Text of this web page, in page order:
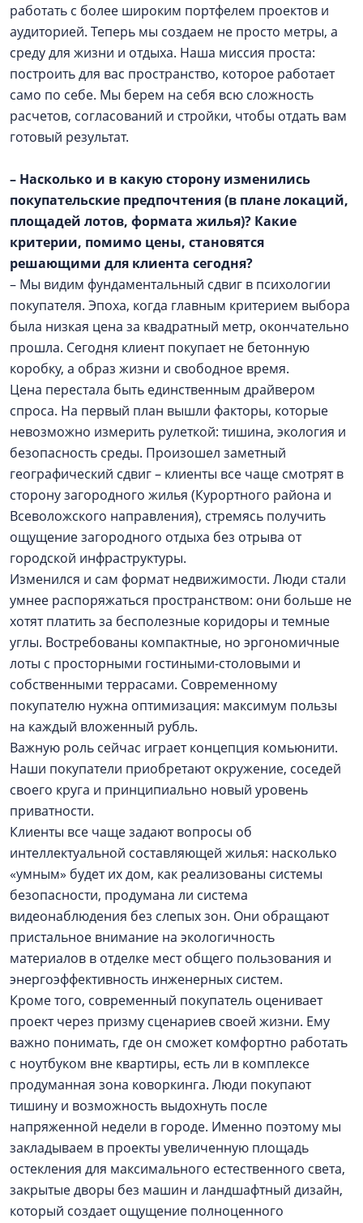
работать с более широким портфелем проектов и
аудиторией. Теперь мы создаем не просто метры, а
среду для жизни и отдыха. Наша миссия проста:
построить для вас пространство, которое работает
само по себе. Мы берем на себя всю сложность
расчетов, согласований и стройки, чтобы отдать вам
готовый результат.
– Насколько и в какую сторону изменились
покупательские предпочтения (в плане локаций,
площадей лотов, формата жилья)? Какие
критерии, помимо цены, становятся
решающими для клиента сегодня?
– Мы видим фундаментальный сдвиг в психологии
покупателя. Эпоха, когда главным критерием выбора
была низкая цена за квадратный метр, окончательно
прошла. Сегодня клиент покупает не бетонную
коробку, а образ жизни и свободное время.
Цена перестала быть единственным драйвером
спроса. На первый план вышли факторы, которые
невозможно измерить рулеткой: тишина, экология и
безопасность среды. Произошел заметный
географический сдвиг – клиенты все чаще смотрят в
сторону загородного жилья (Курортного района и
Всеволожского направления), стремясь получить
ощущение загородного отдыха без отрыва от
городской инфраструктуры.
Изменился и сам формат недвижимости. Люди стали
умнее распоряжаться пространством: они больше не
хотят платить за бесполезные коридоры и темные
углы. Востребованы компактные, но эргономичные
лоты с просторными гостиными-столовыми и
собственными террасами. Современному
покупателю нужна оптимизация: максимум пользы
на каждый вложенный рубль.
Важную роль сейчас играет концепция комьюнити.
Наши покупатели приобретают окружение, соседей
своего круга и принципиально новый уровень
приватности.
Клиенты все чаще задают вопросы об
интеллектуальной составляющей жилья: насколько
«умным» будет их дом, как реализованы системы
безопасности, продумана ли система
видеонаблюдения без слепых зон. Они обращают
пристальное внимание на экологичность
материалов в отделке мест общего пользования и
энергоэффективность инженерных систем.
Кроме того, современный покупатель оценивает
проект через призму сценариев своей жизни. Ему
важно понимать, где он сможет комфортно работать
с ноутбуком вне квартиры, есть ли в комплексе
продуманная зона коворкинга. Люди покупают
тишину и возможность выдохнуть после
напряженной недели в городе. Именно поэтому мы
закладываем в проекты увеличенную площадь
остекления для максимального естественного света,
закрытые дворы без машин и ландшафтный дизайн,
который создает ощущение полноценного